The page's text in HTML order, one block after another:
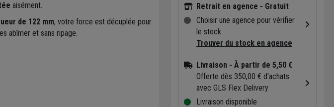
aisément.
de 122 mm, votre force est décuplée pour
abîmer et sans ripage.
Retrait en agence - Gratuit
Choisir une agence pour vérifier
le stock
Trouver du stock en agence
Livraison - À partir de 5,50 €
Offerte dès 350,00 € d'achats
avec GLS Flex Delivery
Livraison disponible